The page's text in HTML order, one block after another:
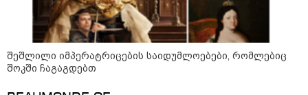
მეცნიერება
შეშლილი იმპერატრიცების საიდუმლოებები, რომლებიც
შოკში ჩაგაგდებთ